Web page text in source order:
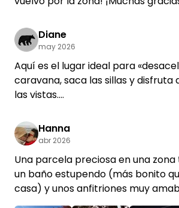
Diane
may 2026
Aquí es el lugar ideal para
caravana, saca las sillas y disfruta
las vistas.
carriles bici que discurren junto al
Ha sido una escapada maravillosa a
Muy recomendable.
Hanna
abr 2026
Una parcela preciosa en una
un baño estupendo (más bonito
casa) y unos anfitriones muy
volveremos!